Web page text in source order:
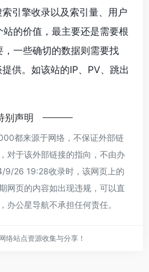
引擎收录以及索引量、用户
的价值，最主要还是需要根
一些确切的数据则需要找
供。如该站的IP、PV、跳出
别声明
都来源于网络，不保证外部链
对于该外部链接的指向，不由办
9/26 19:28收录时，该网页上的
网页的内容如出现违规，可以直
办公星导航不承担任何责任。
络站点资源收集与分享！